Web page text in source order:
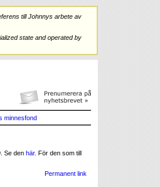
till Johnnys arbete av
state and operated by
minnesfond
Se den här. För den som till
Permanent link